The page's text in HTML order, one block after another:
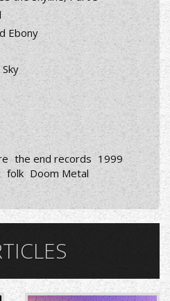
Ebony
the end records 1999
folk Doom Metal